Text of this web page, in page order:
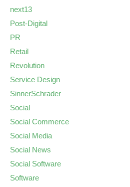
next13
Post-Digital
PR
Retail
Revolution
Service Design
SinnerSchrader
Social
Social Commerce
Social Media
Social News
Social Software
Software